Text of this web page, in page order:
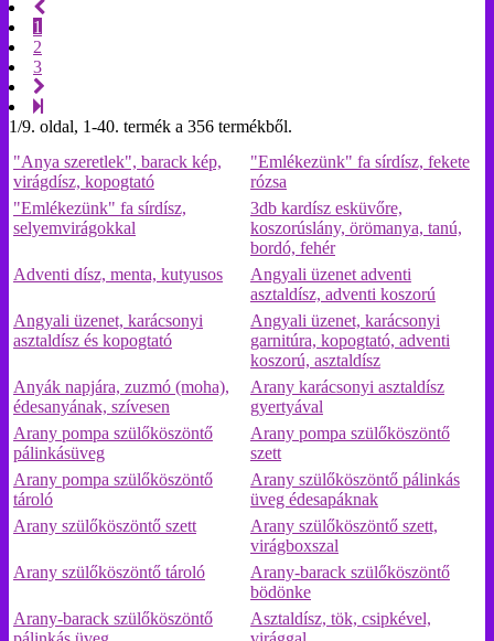
1
2
3
1/9. oldal, 1-40. termék a 356 termékből.
"Anya szeretlek", barack kép,
virágdísz, kopogtató
"Emlékezünk" fa sírdísz, fekete
rózsa
"Emlékezünk" fa sírdísz,
selyemvirágokkal
3db kardísz esküvőre,
koszorúslány, örömanya, tanú,
bordó, fehér
Adventi dísz, menta, kutyusos
Angyali üzenet adventi
asztaldísz, adventi koszorú
Angyali üzenet, karácsonyi
asztaldísz és kopogtató
Angyali üzenet, karácsonyi
garnitúra, kopogtató, adventi
koszorú, asztaldísz
Anyák napjára, zuzmó (moha),
édesanyának, szívesen
Arany karácsonyi asztaldísz
gyertyával
Arany pompa szülőköszöntő
pálinkásüveg
Arany pompa szülőköszöntő
szett
Arany pompa szülőköszöntő
tároló
Arany szülőköszöntő pálinkás
üveg édesapáknak
Arany szülőköszöntő szett
Arany szülőköszöntő szett,
virágboxszal
Arany szülőköszöntő tároló
Arany-barack szülőköszöntő
bödönke
Arany-barack szülőköszöntő
Asztaldísz, tök, csipkével,